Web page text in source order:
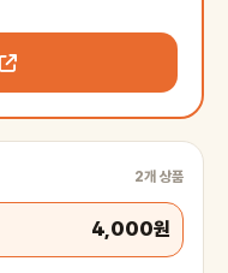
2개 상품
4,000원